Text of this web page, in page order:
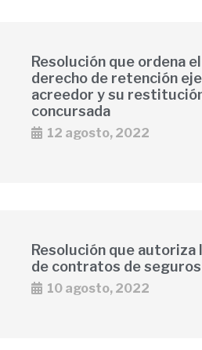
Resolución que ordena
derecho de retención
acreedor y su
concursada
12 agosto, 2022
Resolución que autoriza
de contratos de seguros
10 agosto, 2022